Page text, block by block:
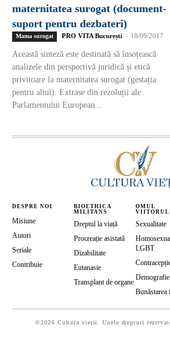
maternitatea surogat (document-
suport pentru dezbateri)
Mama surogat PRO VITA București - 18/09/2017
Această sinteză este destinată să însoțească
analizele din perspectivă juridică și etică
privitoare la maternitatea surogat (gestația
pentru altul). Extrase din rezoluții ale
Parlamentului European...
DESPRE NOI
Misiune
Autori
Seriale
Contribuie
BIOETHICA
MILITANS
Dreptul la viață
Procreație asistată
Dizabilitate
Eutanasie
Transplant de organe
OMUL
Sexualitate
LGBT
Demografie
Bunăstarea
©2026 Cultura vieții. Unele drepturi